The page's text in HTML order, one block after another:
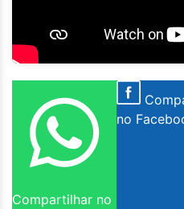
Compartilhar no
no